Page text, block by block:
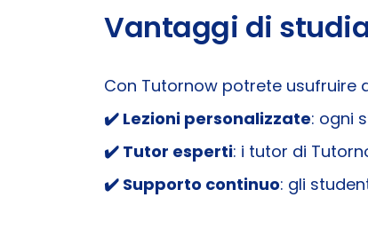
Vantaggi di
Con Tutornow potrete usufruire
✔️​ Lezioni personalizzate: ogni
✔️​ Tutor esperti: i tutor di
✔️​ Supporto continuo: gli